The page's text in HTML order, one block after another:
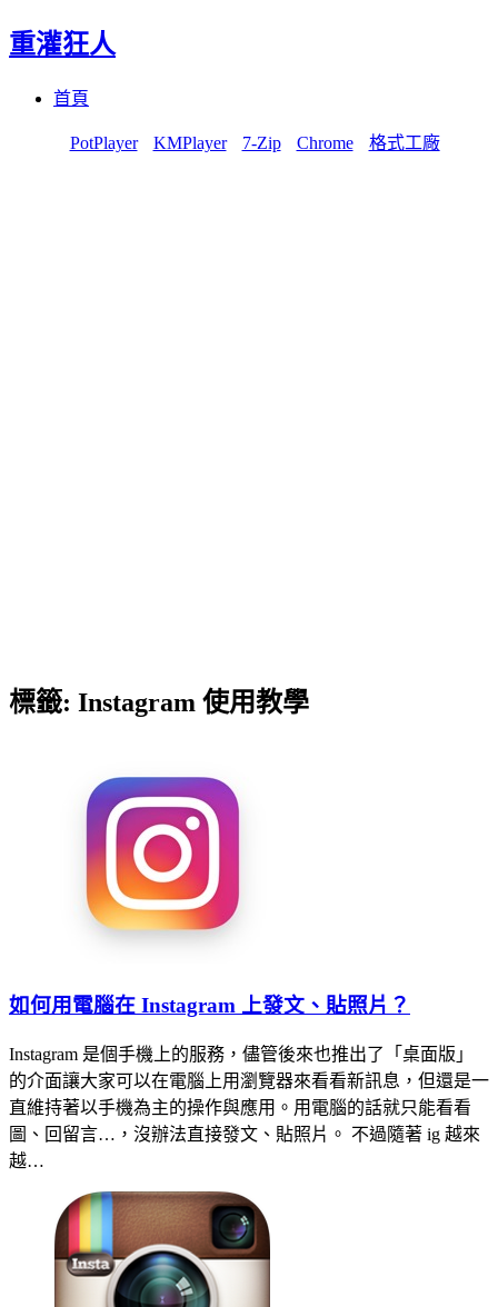
重灌狂人
首頁
PotPlayer KMPlayer 7-Zip Chrome 格式工廠
標籤: Instagram 使用教學
如何用電腦在 Instagram 上發文、貼照片？
Instagram 是個手機上的服務，儘管後來也推出了「桌面版」
的介面讓大家可以在電腦上用瀏覽器來看看新訊息，但還是一
直維持著以手機為主的操作與應用。用電腦的話就只能看看
圖、回留言…，沒辦法直接發文、貼照片。 不過隨著 ig 越來
越…